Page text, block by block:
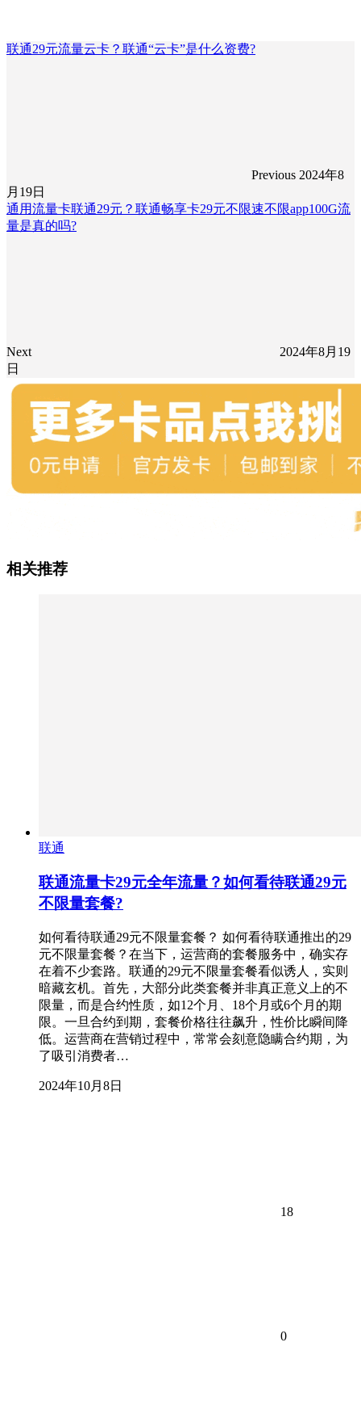
联通29元流量云卡？联通“云卡”是什么资费?
Previous 2024年8
月19日
通用流量卡联通29元？联通畅享卡29元不限速不限app100G流
量是真的吗?
Next
2024年8月19
日
相关推荐
联通
联通流量卡29元全年流量？如何看待联通29元
不限量套餐?
如何看待联通29元不限量套餐？ 如何看待联通推出的29
元不限量套餐？在当下，运营商的套餐服务中，确实存
在着不少套路。联通的29元不限量套餐看似诱人，实则
暗藏玄机。首先，大部分此类套餐并非真正意义上的不
限量，而是合约性质，如12个月、18个月或6个月的期
限。一旦合约到期，套餐价格往往飙升，性价比瞬间降
低。运营商在营销过程中，常常会刻意隐瞒合约期，为
了吸引消费者…
2024年10月8日
18
0